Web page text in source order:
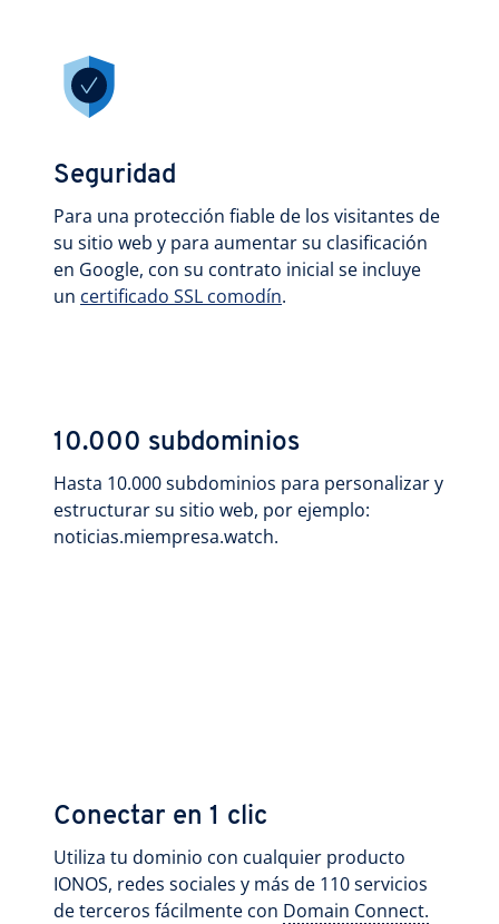
Seguridad
Para una protección fiable de los visitantes de
su sitio web y para aumentar su clasificación
en Google, con su contrato inicial se incluye
un certificado SSL comodín.
10.000 subdominios
Hasta 10.000 subdominios para personalizar y
estructurar su sitio web, por ejemplo:
noticias.miempresa.watch.
Conectar en 1 clic
Utiliza tu dominio con cualquier producto
IONOS, redes sociales y más de 110 servicios
de terceros fácilmente con Domain Connect.